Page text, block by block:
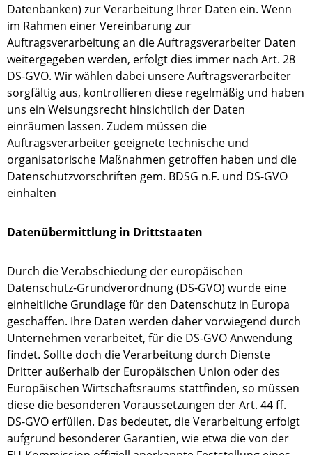
Datenbanken) zur Verarbeitung Ihrer Daten ein. Wenn
im Rahmen einer Vereinbarung zur
Auftragsverarbeitung an die Auftragsverarbeiter Daten
weitergegeben werden, erfolgt dies immer nach Art. 28
DS-GVO. Wir wählen dabei unsere Auftragsverarbeiter
sorgfältig aus, kontrollieren diese regelmäßig und haben
uns ein Weisungsrecht hinsichtlich der Daten
einräumen lassen. Zudem müssen die
Auftragsverarbeiter geeignete technische und
organisatorische Maßnahmen getroffen haben und die
Datenschutzvorschriften gem. BDSG n.F. und DS-GVO
einhalten
Datenübermittlung in Drittstaaten
Durch die Verabschiedung der europäischen
Datenschutz-Grundverordnung (DS-GVO) wurde eine
einheitliche Grundlage für den Datenschutz in Europa
geschaffen. Ihre Daten werden daher vorwiegend durch
Unternehmen verarbeitet, für die DS-GVO Anwendung
findet. Sollte doch die Verarbeitung durch Dienste
Dritter außerhalb der Europäischen Union oder des
Europäischen Wirtschaftsraums stattfinden, so müssen
diese die besonderen Voraussetzungen der Art. 44 ff.
DS-GVO erfüllen. Das bedeutet, die Verarbeitung erfolgt
aufgrund besonderer Garantien, wie etwa die von der